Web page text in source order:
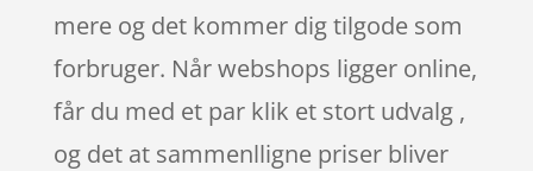
mere og det kommer dig tilgode som
forbruger. Når webshops ligger online,
får du med et par klik et stort udvalg ,
og det at sammenlligne priser bliver